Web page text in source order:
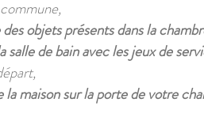
objets présents dans la
salle de bain avec les jeux de
la maison sur la porte de votre